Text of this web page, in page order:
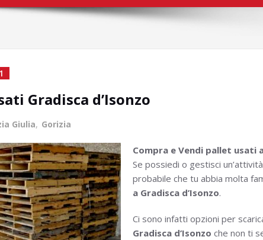
Gradisca d’Isonzo
Giulia, Gorizia
Compra e Vendi pallet usati
Se possiedi o gestisci
probabile che tu abbia molta
a Gradisca d’Isonzo.
Ci sono infatti opzioni per
Gradisca d’Isonzo che non ti